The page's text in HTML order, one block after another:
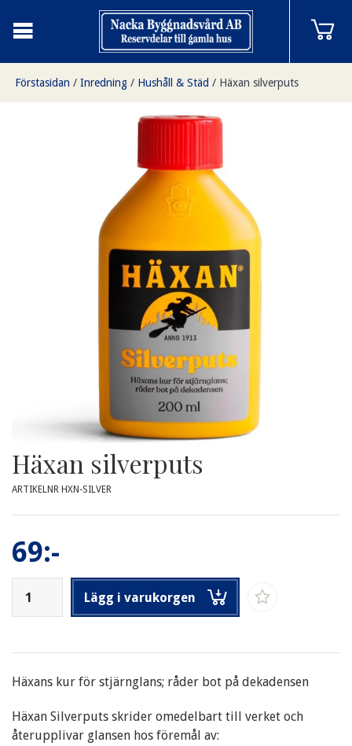
Förstasidan / Inredning / Hushåll & Städ / Häxan silverputs
Häxan silverputs
ARTIKELNR HXN-SILVER
69:-
Lägg i varukorgen
Häxans kur för stjärnglans; råder bot på dekadensen
Häxan Silverputs skrider omedelbart till verket och
återupplivar glansen hos föremål av: